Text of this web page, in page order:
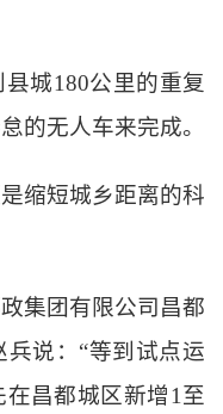
县城180公里的重复
的无人车来完成。
缩短城乡距离的科
集团有限公司昌都
说： “等到试点运
昌都城区新增1至